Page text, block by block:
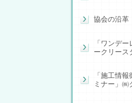
協会の沿革
「ワンデ
ークリース
「施工情
ミナー」㈱